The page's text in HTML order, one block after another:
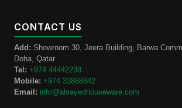
CONTACT US
Add: Showroom 30, Jeera Building, Barwa
Doha, Qatar
Tel: +974 44442238
Mobile: +974 33888842
Email: info@alsayedhouseware.com